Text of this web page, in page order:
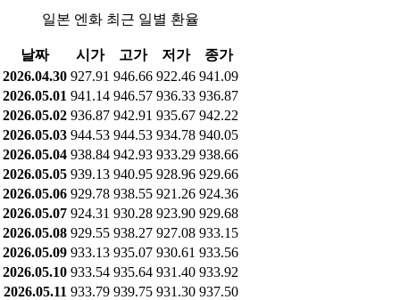
일본 엔화 최근 일별 환율
날짜 시가 고가 저가
종가
2026.04.30 927.91 946.66 922.46 941.09
2026.05.01 941.14 946.57 936.33 936.87
2026.05.02 936.87 942.91 935.67 942.22
2026.05.03 944.53 944.53 934.78 940.05
2026.05.04 938.84 942.93 933.29 938.66
2026.05.05 939.13 940.95 928.96 929.66
2026.05.06 929.78 938.55 921.26 924.36
2026.05.07 924.31 930.28 923.90 929.68
2026.05.08 929.55 938.27 927.08 933.15
2026.05.09 933.13 935.07 930.61 933.56
2026.05.10 933.54 935.64 931.40 933.92
2026.05.11 933.79 939.75 931.30 937.50